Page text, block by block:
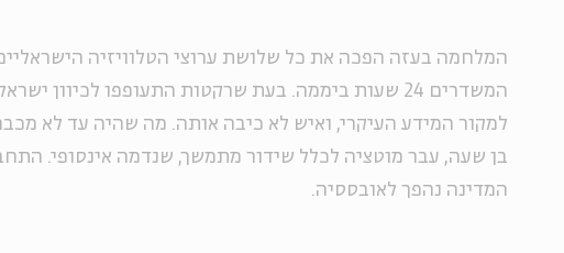
המלחמה בעזה הפכה את כל שלושת ערוצי הטלוויזיה
המשדרים 24 שעות ביממה. בעת שרקטות התעופפו לכיוון
למקור המידע העיקרי, ואיש לא כיבה אותה. מה שהיה עד לא
בן שעה, עבר מוטציה לכלל שידור מתמשך, שנדמה אינסופי.
המדינה נהפך לאובססיה.